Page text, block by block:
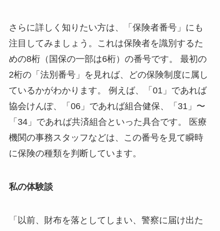
さらに詳しく知りたい方は、「保険者番号」にも
注目してみましょう。これは保険者を識別するた
めの8桁（国保の一部は6桁）の番号です。 最初の
2桁の「法別番号」を見れば、どの保険制度に属し
ているかがわかります。 例えば、「01」であれば
協会けんぽ、「06」であれば組合健保、「31」〜
「34」であれば共済組合といった具合です。 医療
機関の事務スタッフなどは、この番号を見て瞬時
に保険の種類を判断しています。
私の体験談
「以前、財布を落としてしまい、警察に届け出た